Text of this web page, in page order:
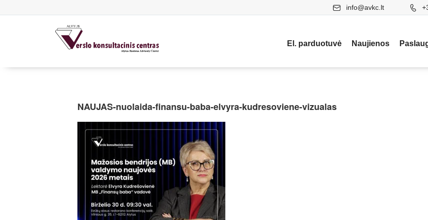
info@avkc.lt
El. parduotuvė Naujienos
NAUJAS-nuolaida-finansu-baba-elvyra-kudresoviene-vizualas